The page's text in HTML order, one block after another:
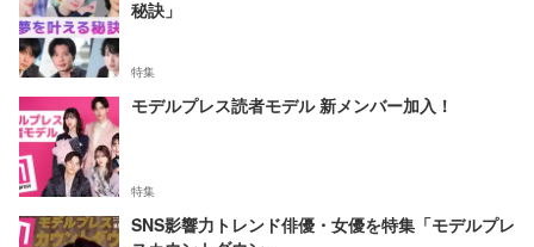
秘訣」
特集
モデルプレス読者モデル 新メンバー加入！
特集
SNS影響力トレンド俳優・女優を特集「モデルプレ